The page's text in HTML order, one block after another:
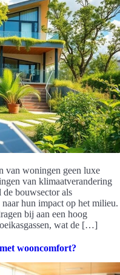
van woningen geen luxe
van klimaatverandering
bouwsector als
hun impact op het milieu.
bij aan een hoog
wat de […]
wooncomfort?